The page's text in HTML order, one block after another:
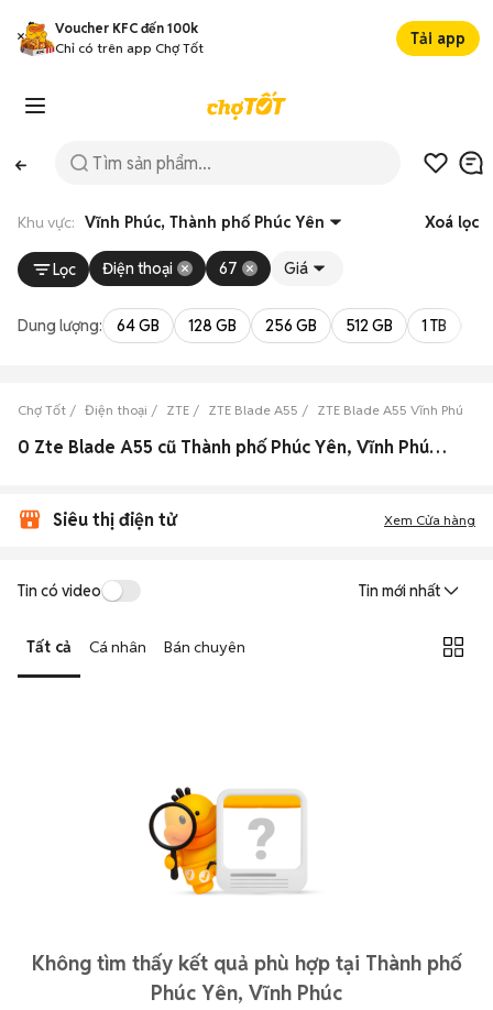
Voucher KFC đến 100k
Chỉ có trên app Chợ Tốt
Tải app
Khu vực: Vĩnh Phúc, Thành phố Phúc Yên Xoá lọc
Lọc Điện thoại 67 Giá
Dung lượng: 64 GB 128 GB 256 GB 512 GB 1 TB
Chợ Tốt Điện thoại ZTE ZTE Blade A55 ZTE Blade A55 Vĩnh Phúc
0 Zte Blade A55 cũ Thành phố Phúc Yên, Vĩnh Phúc đẹp
Siêu thị điện tử Xem Cửa hàng
Tin có video Tin mới nhất
Tất cả Cá nhân Bán chuyên
Không tìm thấy kết quả phù hợp tại Thành phố
Phúc Yên, Vĩnh Phúc